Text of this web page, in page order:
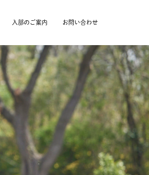
入部のご案内 お問い合わせ